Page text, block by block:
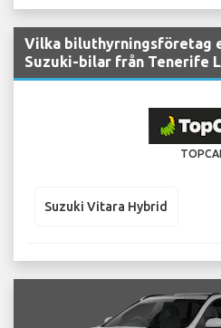
Vilka biluthyrningsföretag
Suzuki-bilar från Tenerife
Suzuki Vitara Hybrid